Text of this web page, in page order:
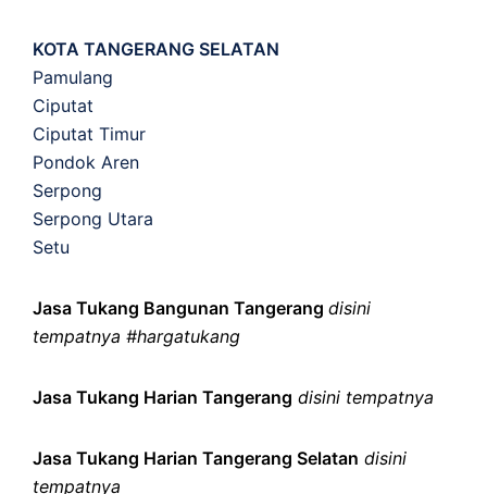
KOTA TANGERANG SELATAN
Pamulang
Ciputat
Ciputat Timur
Pondok Aren
Serpong
Serpong Utara
Setu
Jasa Tukang Bangunan Tangerang disini
tempatnya #hargatukang
Jasa Tukang Harian Tangerang disini tempatnya
Jasa Tukang Harian Tangerang Selatan disini
tempatnya